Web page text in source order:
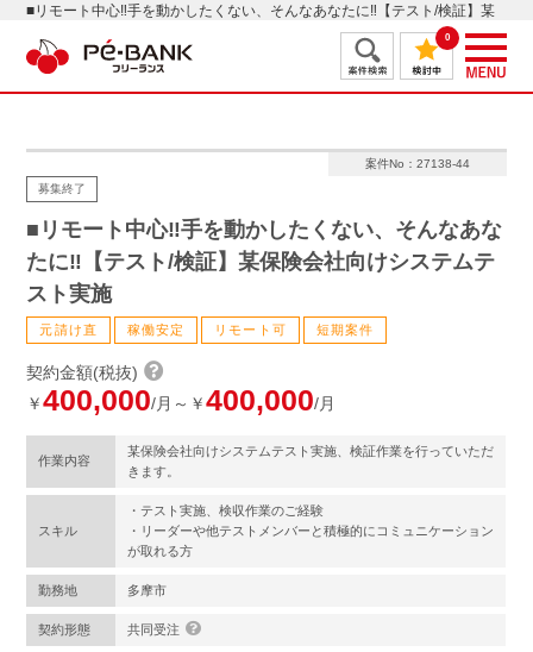
■リモート中心‼手を動かしたくない、そんなあなたに‼【テスト/検証】某
0
案件No：27138-44
募集終了
■リモート中心‼手を動かしたくない、そんなあな
たに‼【テスト/検証】某保険会社向けシステムテ
スト実施
元請け直 稼働安定 リモート可 短期案件
契約金額(税抜)
￥400,000/月～￥400,000/月
作業内容
某保険会社向けシステムテスト実施、検証作業を行っていただ
きます。
スキル
・テスト実施、検収作業のご経験
・リーダーや他テストメンバーと積極的にコミュニケーション
が取れる方
勤務地 多摩市
契約形態 共同受注